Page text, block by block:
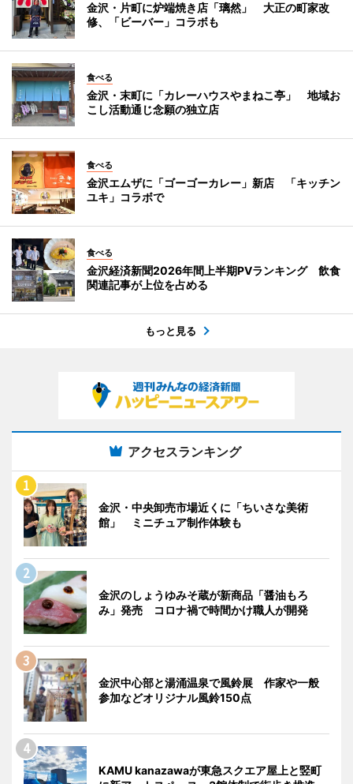
金沢・片町に炉端焼き店「璃然」 大正の町家改
修、「ビーバー」コラボも
食べる
金沢・末町に「カレーハウスやまねこ亭」 地域お
こし活動通じ念願の独立店
食べる
金沢エムザに「ゴーゴーカレー」新店 「キッチン
ユキ」コラボで
食べる
金沢経済新聞2026年間上半期PVランキング 飲食
関連記事が上位を占める
もっと見る
アクセスランキング
金沢・中央卸売市場近くに「ちいさな美術
館」 ミニチュア制作体験も
金沢のしょうゆみそ蔵が新商品「醤油もろ
み」発売 コロナ禍で時間かけ職人が開発
金沢中心部と湯涌温泉で風鈴展 作家や一般
参加などオリジナル風鈴150点
KAMU kanazawaが東急スクエア屋上と竪町